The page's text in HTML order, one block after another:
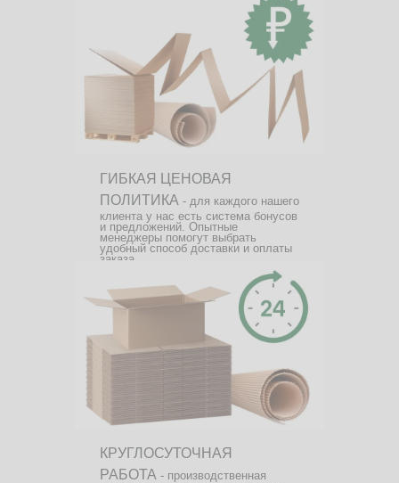
ГИБКАЯ ЦЕНОВАЯ
ПОЛИТИКА - для каждого нашего
клиента у нас есть система бонусов
и предложений. Опытные
менеджеры помогут выбрать
удобный способ доставки и оплаты
заказа.
КРУГЛОСУТОЧНАЯ
РАБОТА - производственная